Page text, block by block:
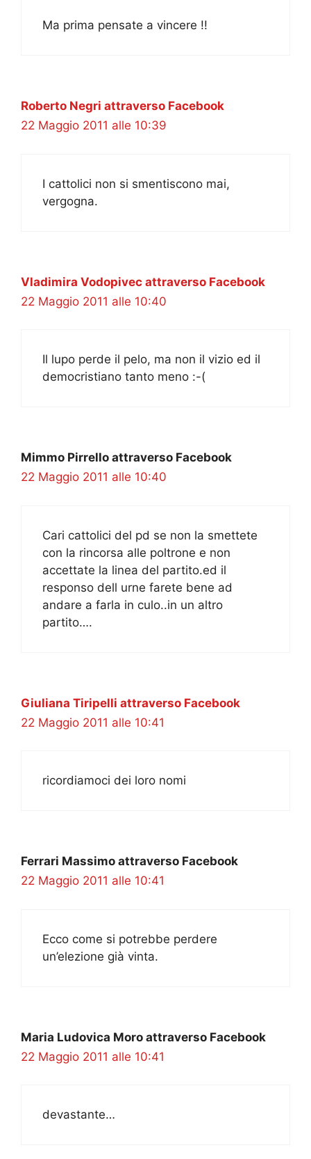
Ma prima pensate a vincere !!
Roberto Negri attraverso Facebook
22 Maggio 2011 alle 10:39
I cattolici non si smentiscono mai,
vergogna.
Vladimira Vodopivec attraverso Facebook
22 Maggio 2011 alle 10:40
Il lupo perde il pelo, ma non il vizio ed il
democristiano tanto meno :-(
Mimmo Pirrello attraverso Facebook
22 Maggio 2011 alle 10:40
Cari cattolici del pd se non la smettete
con la rincorsa alle poltrone e non
accettate la linea del partito.ed il
responso dell urne farete bene ad
andare a farla in culo..in un altro
partito….
Giuliana Tiripelli attraverso Facebook
22 Maggio 2011 alle 10:41
ricordiamoci dei loro nomi
Ferrari Massimo attraverso Facebook
22 Maggio 2011 alle 10:41
Ecco come si potrebbe perdere
un’elezione già vinta.
Maria Ludovica Moro attraverso Facebook
22 Maggio 2011 alle 10:41
devastante…